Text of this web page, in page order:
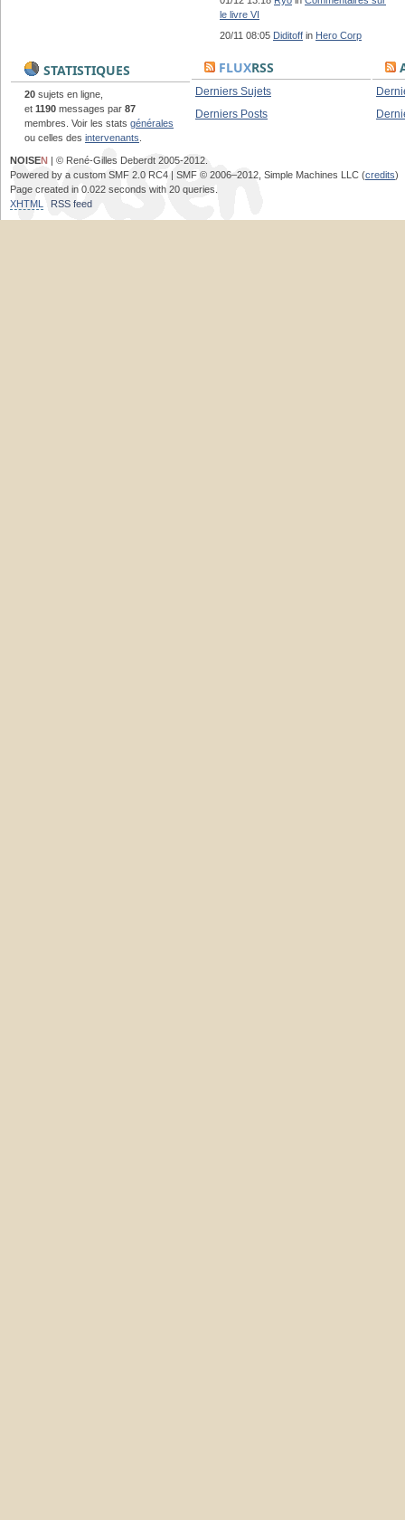
le livre VI
20/11 08:05 Diditoff in Hero Corp
STATISTIQUES
20 sujets en ligne,
et 1190 messages par 87
membres. Voir les stats générales
ou celles des intervenants
FLUXRSS
Derniers Sujets
Derniers Posts
NOISEN | © René-Gilles Deberdt 2005-2012.
Powered by a custom SMF 2.0 RC4 | SMF © 2006–2012, Simple Machines LLC (credits)
Page created in 0.022 seconds with 20 queries.
XHTML
RSS feed